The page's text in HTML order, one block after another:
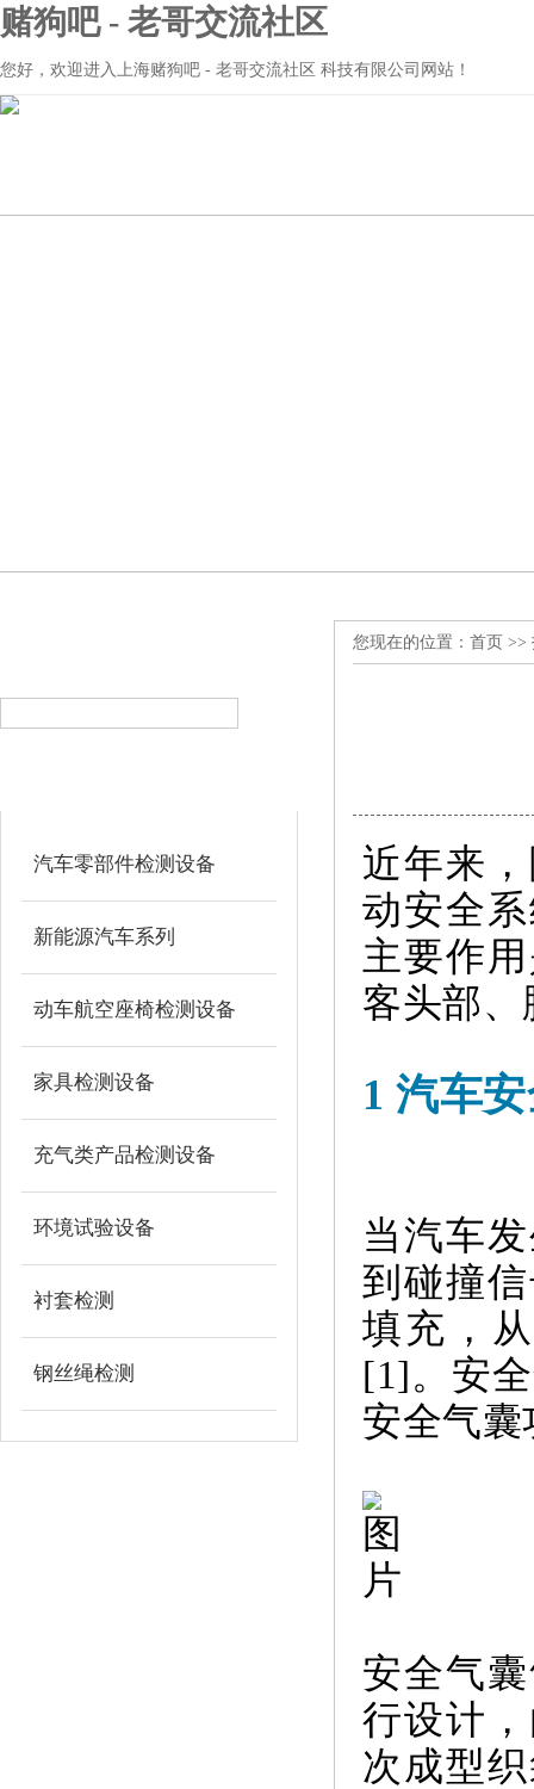
赌狗吧 - 老哥交流社区
您好，欢迎进入上海赌狗吧 - 老哥交流社区 科技有限公司网站！
汽车零部件检测设备
新能源汽车系列
动车航空座椅检测设备
家具检测设备
充气类产品检测设备
环境试验设备
衬套检测
钢丝绳检测
您现在的位置： 首页 >>
近年来
动安全
主要作
客头部
1 汽车
当汽车
到碰撞
填充，
[1]。安
安全气
安全气
行设计
次成型